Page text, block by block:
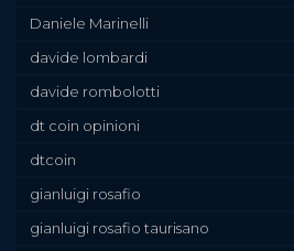
Daniele Marinelli
davide lombardi
davide rombolotti
dt coin opinioni
dtcoin
gianluigi rosafio
gianluigi rosafio taurisano